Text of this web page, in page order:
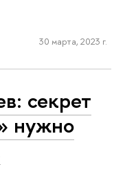
30 марта, 2023 г.
секрет
нужно